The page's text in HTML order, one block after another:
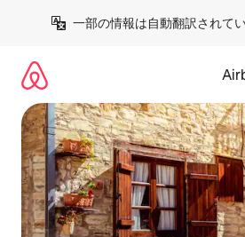
一部の情報は自動翻訳されてい